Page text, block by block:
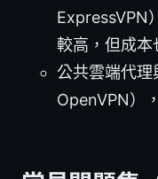
ExpressVPN
較高，但成本
公共雲端代
OpenVPN）